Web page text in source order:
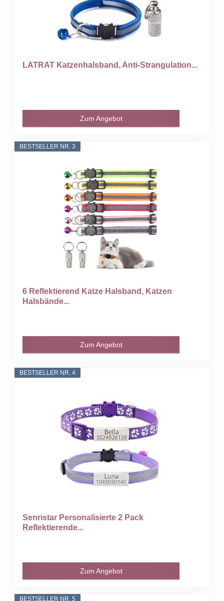
LATRAT Katzenhalsband, Anti-Strangulation...
Zum Angebot
BESTSELLER NR. 3
6 Reflektierend Katze Halsband, Katzen
Halsbände...
Zum Angebot
BESTSELLER NR. 4
Senristar Personalisierte 2 Pack
Reflektierende...
Zum Angebot
BESTSELLER NR. 5